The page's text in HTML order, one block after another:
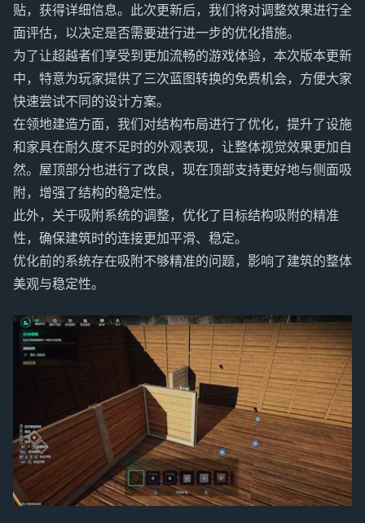
贴，获得详细信息。此次更新后，我们将对调整效果进行全
面评估，以决定是否需要进行进一步的优化措施。
为了让超越者们享受到更加流畅的游戏体验，本次版本更新
中，特意为玩家提供了三次蓝图转换的免费机会，方便大家
快速尝试不同的设计方案。
在领地建造方面，我们对结构布局进行了优化，提升了设施
和家具在耐久度不足时的外观表现，让整体视觉效果更加自
然。屋顶部分也进行了改良，现在顶部支持更好地与侧面吸
附，增强了结构的稳定性。
此外，关于吸附系统的调整，优化了目标结构吸附的精准
性，确保建筑时的连接更加平滑、稳定。
优化前的系统存在吸附不够精准的问题，影响了建筑的整体
美观与稳定性。